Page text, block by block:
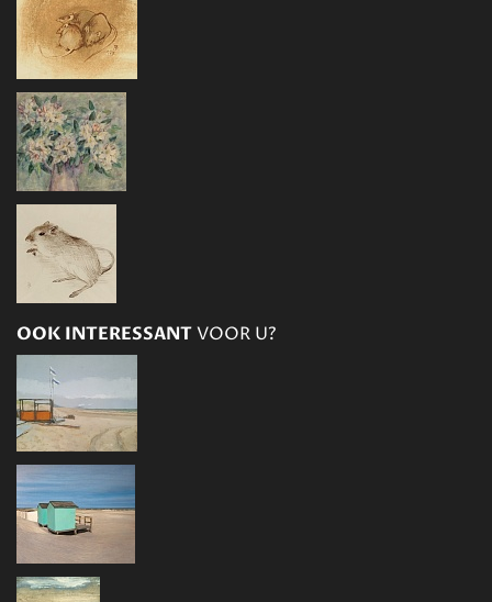
OOK INTERESSANTVOOR U?